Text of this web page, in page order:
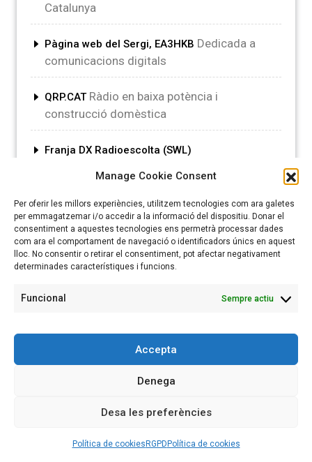
Manage Cookie Consent
Per oferir les millors experiències, utilitzem tecnologies com ara galetes
per emmagatzemar i/o accedir a la informació del dispositiu. Donar el
consentiment a aquestes tecnologies ens permetrà processar dades
com ara el comportament de navegació o identificadors únics en aquest
lloc. No consentir o retirar el consentiment, pot afectar negativament
determinades característiques i funcions.
Funcional Sempre actiu
Accepta
Denega
Desa les preferències
Política de cookies RGPD Política de cookies
Catalunya
Pàgina web del Sergi, EA3HKB Dedicada a
comunicacions digitals
QRP.CATRàdio en baixa potència i
construcció domèstica
Franja DX Radioescolta (SWL)
la recepció en DRM